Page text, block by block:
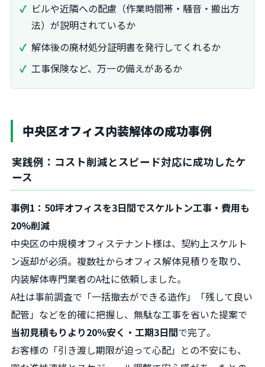
ビルや近隣への配慮（作業時間帯・騒音・搬出方
法）が説明されているか
解体後の廃材処分証明書を発行してくれるか
工事保険など、万一の備えがあるか
中央区オフィス内装解体の成功事例
実践例：コスト削減とスピード対応に成功したケ
ース
事例1：50坪オフィスを3日間でスケルトン工事・費用も
20%削減
中央区の中規模オフィステナント様は、契約上スケルト
ン返却が必須。複数社からオフィス解体見積りを取り、
内装解体専門業者のA社に依頼しました。
A社は事前調査で「一括撤去ができる造作」「残して良い
配管」などを的確に把握し、無駄な工事を省いた提案で
当初見積もりより20％安く・工期3日間で完了。
お客様の「引き渡し期限が迫って心配」との不安にも、